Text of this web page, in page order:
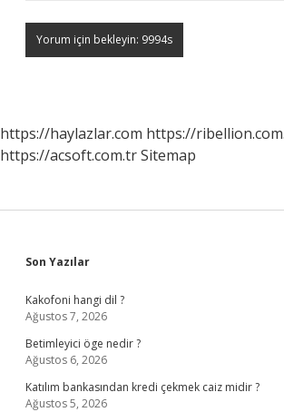
https://haylazlar.com https://
https://acsoft.com.trSitemap
Sidebar
Son Yazılar
Kakofoni hangi dil ?
Ağustos 7, 2026
Betimleyici öge nedir ?
Ağustos 6, 2026
Katılım bankasından kredi çekmek caiz midir ?
Ağustos 5, 2026